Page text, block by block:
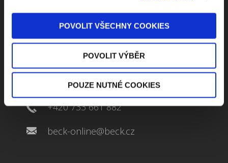
POVOLIT VŠECHNY COOKIES
POVOLIT VÝBĚR
POUZE NUTNÉ COOKIES
Kontaktuje nás
Jungmannova 34, 110 00 Praha
+420 733 661 882
beck-online@beck.cz